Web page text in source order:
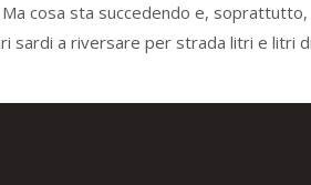
cosa sta succedendo e,
sardi a riversare per strada litri e litri